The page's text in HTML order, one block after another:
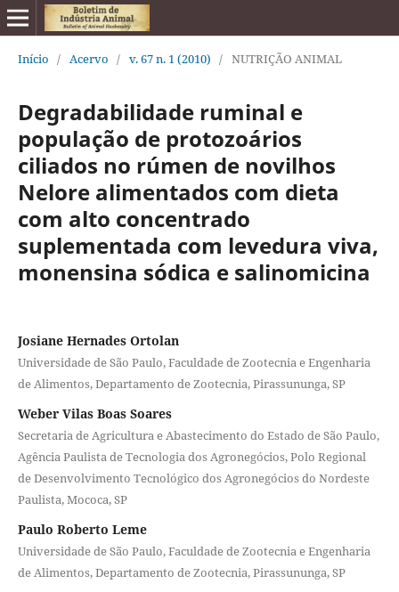
Início / Acervo / v. 67 n. 1 (2010) / NUTRIÇÃO ANIMAL
Degradabilidade ruminal e
população de protozoários
ciliados no rúmen de novilhos
Nelore alimentados com dieta
com alto concentrado
suplementada com levedura viva,
monensina sódica e salinomicina
Josiane Hernades Ortolan
Universidade de São Paulo, Faculdade de Zootecnia e Engenharia
de Alimentos, Departamento de Zootecnia, Pirassununga, SP
Weber Vilas Boas Soares
Secretaria de Agricultura e Abastecimento do Estado de São Paulo,
Agência Paulista de Tecnologia dos Agronegócios, Polo Regional
de Desenvolvimento Tecnológico dos Agronegócios do Nordeste
Paulista, Mococa, SP
Paulo Roberto Leme
Universidade de São Paulo, Faculdade de Zootecnia e Engenharia
de Alimentos, Departamento de Zootecnia, Pirassununga, SP